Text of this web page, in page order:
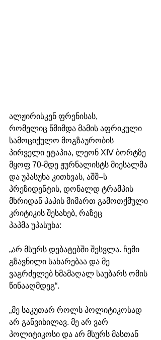
ალჟირისკენ ფრენისას,
რომელიც წმიმდა მამის აფრიკული
სამოციქულო მოგზაურობის
პირველი ეტაპია, ლეონ XIV ბორტზე
მყოფ 70-მდე ჟურნალისტს მიესალმა
და უპასუხა კითხვას, აშშ–ს
პრეზიდენტის, დონალდ ტრამპის
მხრიდან პაპის მიმართ გამოთქმული
კრიტიკის შესახებ, რაზეც
პაპმა უპასუხა:
„არ მსურს დებატებში შესვლა. ჩემი
გზავნილი სახარებაა და მე
ვაგრძელებ ხმამაღალ საუბარს ომის
წინააღმდეგ“.
​„მე საკუთარ როლს პოლიტიკოსად
არ განვიხილავ. მე არ ვარ
პოლიტიკოსი და არ მსურს მასთან